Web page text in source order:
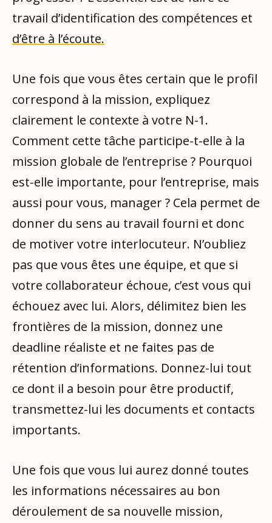
travail d’identification des compétences et
d’être à l’écoute.
Une fois que vous êtes certain que le profil
correspond à la mission, expliquez
clairement le contexte à votre N-1.
Comment cette tâche participe-t-elle à la
mission globale de l’entreprise ? Pourquoi
est-elle importante, pour l’entreprise, mais
aussi pour vous, manager ? Cela permet de
donner du sens au travail fourni et donc
de motiver votre interlocuteur. N’oubliez
pas que vous êtes une équipe, et que si
votre collaborateur échoue, c’est vous qui
échouez avec lui. Alors, délimitez bien les
frontières de la mission, donnez une
deadline réaliste et ne faites pas de
rétention d’informations. Donnez-lui tout
ce dont il a besoin pour être productif,
transmettez-lui les documents et contacts
importants.
Une fois que vous lui aurez donné toutes
les informations nécessaires au bon
déroulement de sa nouvelle mission,